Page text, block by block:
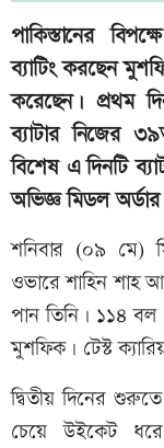
পাকিস্তানের
ব্যাটিং করছেন
করেছেন। প্রথম
ব্যাটার নিজের
বিশেষ এ দিনটি
অভিজ্ঞ মিডল অর্ডার
শনিবার (০৯ মে)
ওভারে শাহিন শাহ
পান তিনি। ১১৪ বল
মুশফিক। টেস্ট
দ্বিতীয় দিনের
চেয়ে উইকেট